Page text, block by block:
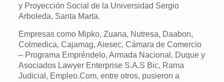
y Proyección Social de la Universidad Sergio
Arboleda, Santa Marta.
Empresas como Mipko, Zuana, Nutresa, Daabon,
Colmedica, Cajamag, Aiesec, Cámara de Comercio
– Programa Empréndelo, Armada Nacional, Duque y
Asociados Lawyer Enterprise S.A.S Bic, Rama
Judicial, Empleo.Com, entre otros, pusieron a